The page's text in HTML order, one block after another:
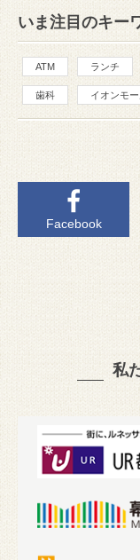
いま注目のキー
ATM ランチ
歯科 イオンモ
Facebook
私